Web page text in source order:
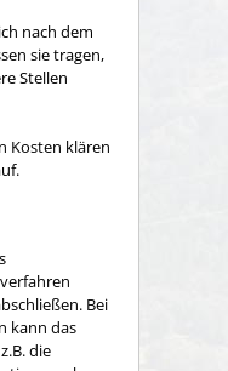
nach dem
sie tragen,
Stellen
Kosten klären
Bei
kann das
die